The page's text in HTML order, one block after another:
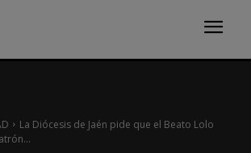
La Diócesis de Jaén pide que el Beato Lolo